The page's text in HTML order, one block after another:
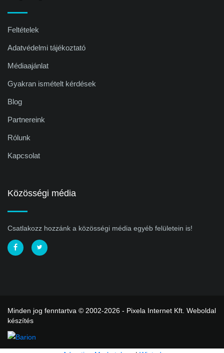
Feltételek
Adatvédelmi tájékoztató
Médiaajánlat
Gyakran ismételt kérdések
Blog
Partnereink
Rólunk
Kapcsolat
Közösségi média
Csatlakozz hozzánk a közösségi média egyéb felületein is!
Minden jog fenntartva © 2002-2026 - Pixela Internet Kft. Weboldal
készítés